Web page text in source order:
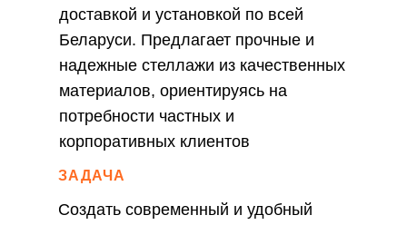
доставкой и установкой по всей
Беларуси. Предлагает прочные и
надежные стеллажи из качественных
материалов, ориентируясь на
потребности частных и
корпоративных клиентов
Создать современный и удобный
ЗАДАЧА